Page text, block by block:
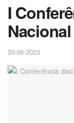
I
30-06-2023